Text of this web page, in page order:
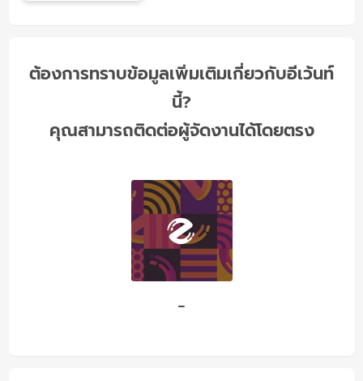
ต้องการทราบข้อมูลเพิ่มเติมเกี่ยวกับอีเว้นท์
นี้?
คุณสามารถติดต่อผู้จัดงานได้โดยตรง
-